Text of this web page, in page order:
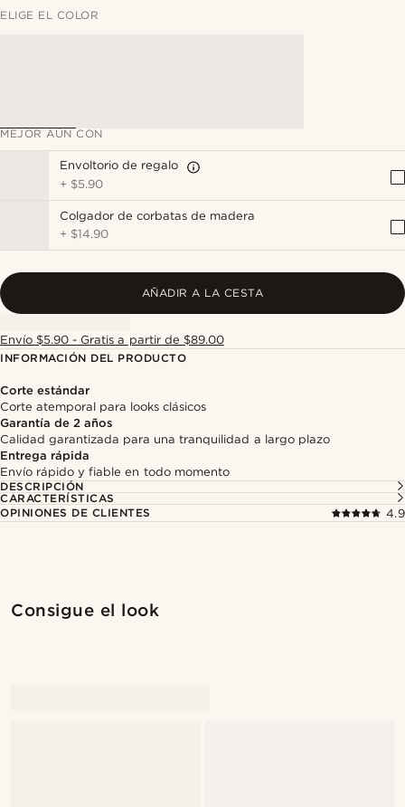
ELIGE EL COLOR
MEJOR AÚN CON
Envoltorio de regalo
+ $5.90
Colgador de corbatas de madera
+ $14.90
AÑADIR A LA CESTA
Envío $5.90 - Gratis a partir de $89.00
INFORMACIÓN DEL PRODUCTO
Corte estándar
Corte atemporal para looks clásicos
Garantía de 2 años
Calidad garantizada para una tranquilidad a largo plazo
Entrega rápida
Envío rápido y fiable en todo momento
DESCRIPCIÓN
CARACTERÍSTICAS
OPINIONES DE CLIENTES
4.9
Consigue el look